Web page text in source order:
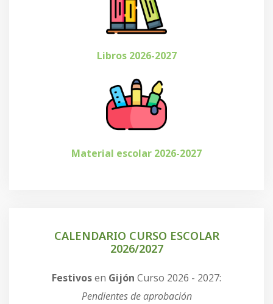
Libros 2026-2027
Material escolar 2026-2027
CALENDARIO CURSO ESCOLAR
2026/2027
Festivosen Gijón Curso 2026 - 2027:
Pendientes de aprobación